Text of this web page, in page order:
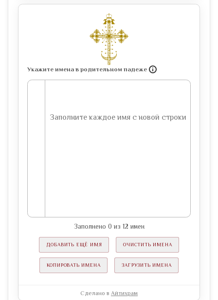
Укажите имена в родительном падеже
Заполнено 0 из 12 имен
ДОБАВИТЬ ЕЩЁ ИМЯ ОЧИСТИТЬ ИМЕНА
КОПИРОВАТЬ ИМЕНА ЗАГРУЗИТЬ ИМЕНА
Сделано в Айтихрам